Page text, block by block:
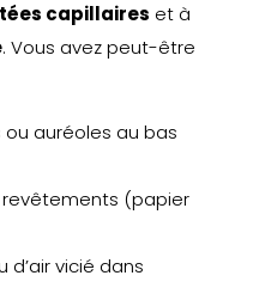
capillaires et à
. Vous avez peut-être
auréoles au bas
(papier
d’air vicié dans